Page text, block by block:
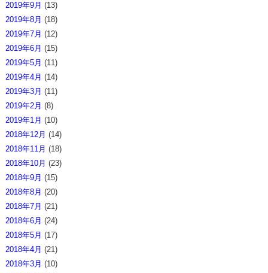
2019年9月 (13)
2019年8月 (18)
2019年7月 (12)
2019年6月 (15)
2019年5月 (11)
2019年4月 (14)
2019年3月 (11)
2019年2月 (8)
2019年1月 (10)
2018年12月 (14)
2018年11月 (18)
2018年10月 (23)
2018年9月 (15)
2018年8月 (20)
2018年7月 (21)
2018年6月 (24)
2018年5月 (17)
2018年4月 (21)
2018年3月 (10)